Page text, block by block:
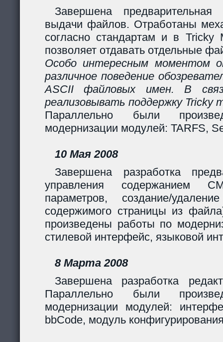
Завершена предварительная
выдачи файлов. Отработаны
согласно стандартам и в Tricky
позволяет отдавать отдельные
Особо интересным моментом
различное поведение
ASCII файловых имен. В
реализовывать поддержку Tricky
Параллельно были
модернизации модулей: TARFS,
10 Мая 2008
Завершена разработка
управления содержанием
параметров, создание/
содержимого страницы из
произведены работы по
стилевой интерфейс, языковой
8 Марта 2008
Завершена разработка
Параллельно были
модернизации модулей:
bbCode, модуль